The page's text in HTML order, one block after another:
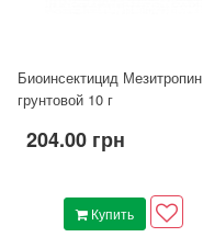
Биоинсектицид Мезитропин
грунтовой 10 г
204.00 грн
Купить